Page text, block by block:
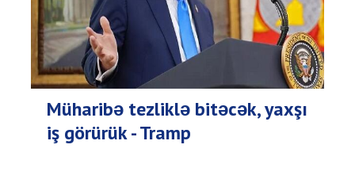
Müharibə tezliklə bitəcək, yaxşı
iş görürük - Tramp